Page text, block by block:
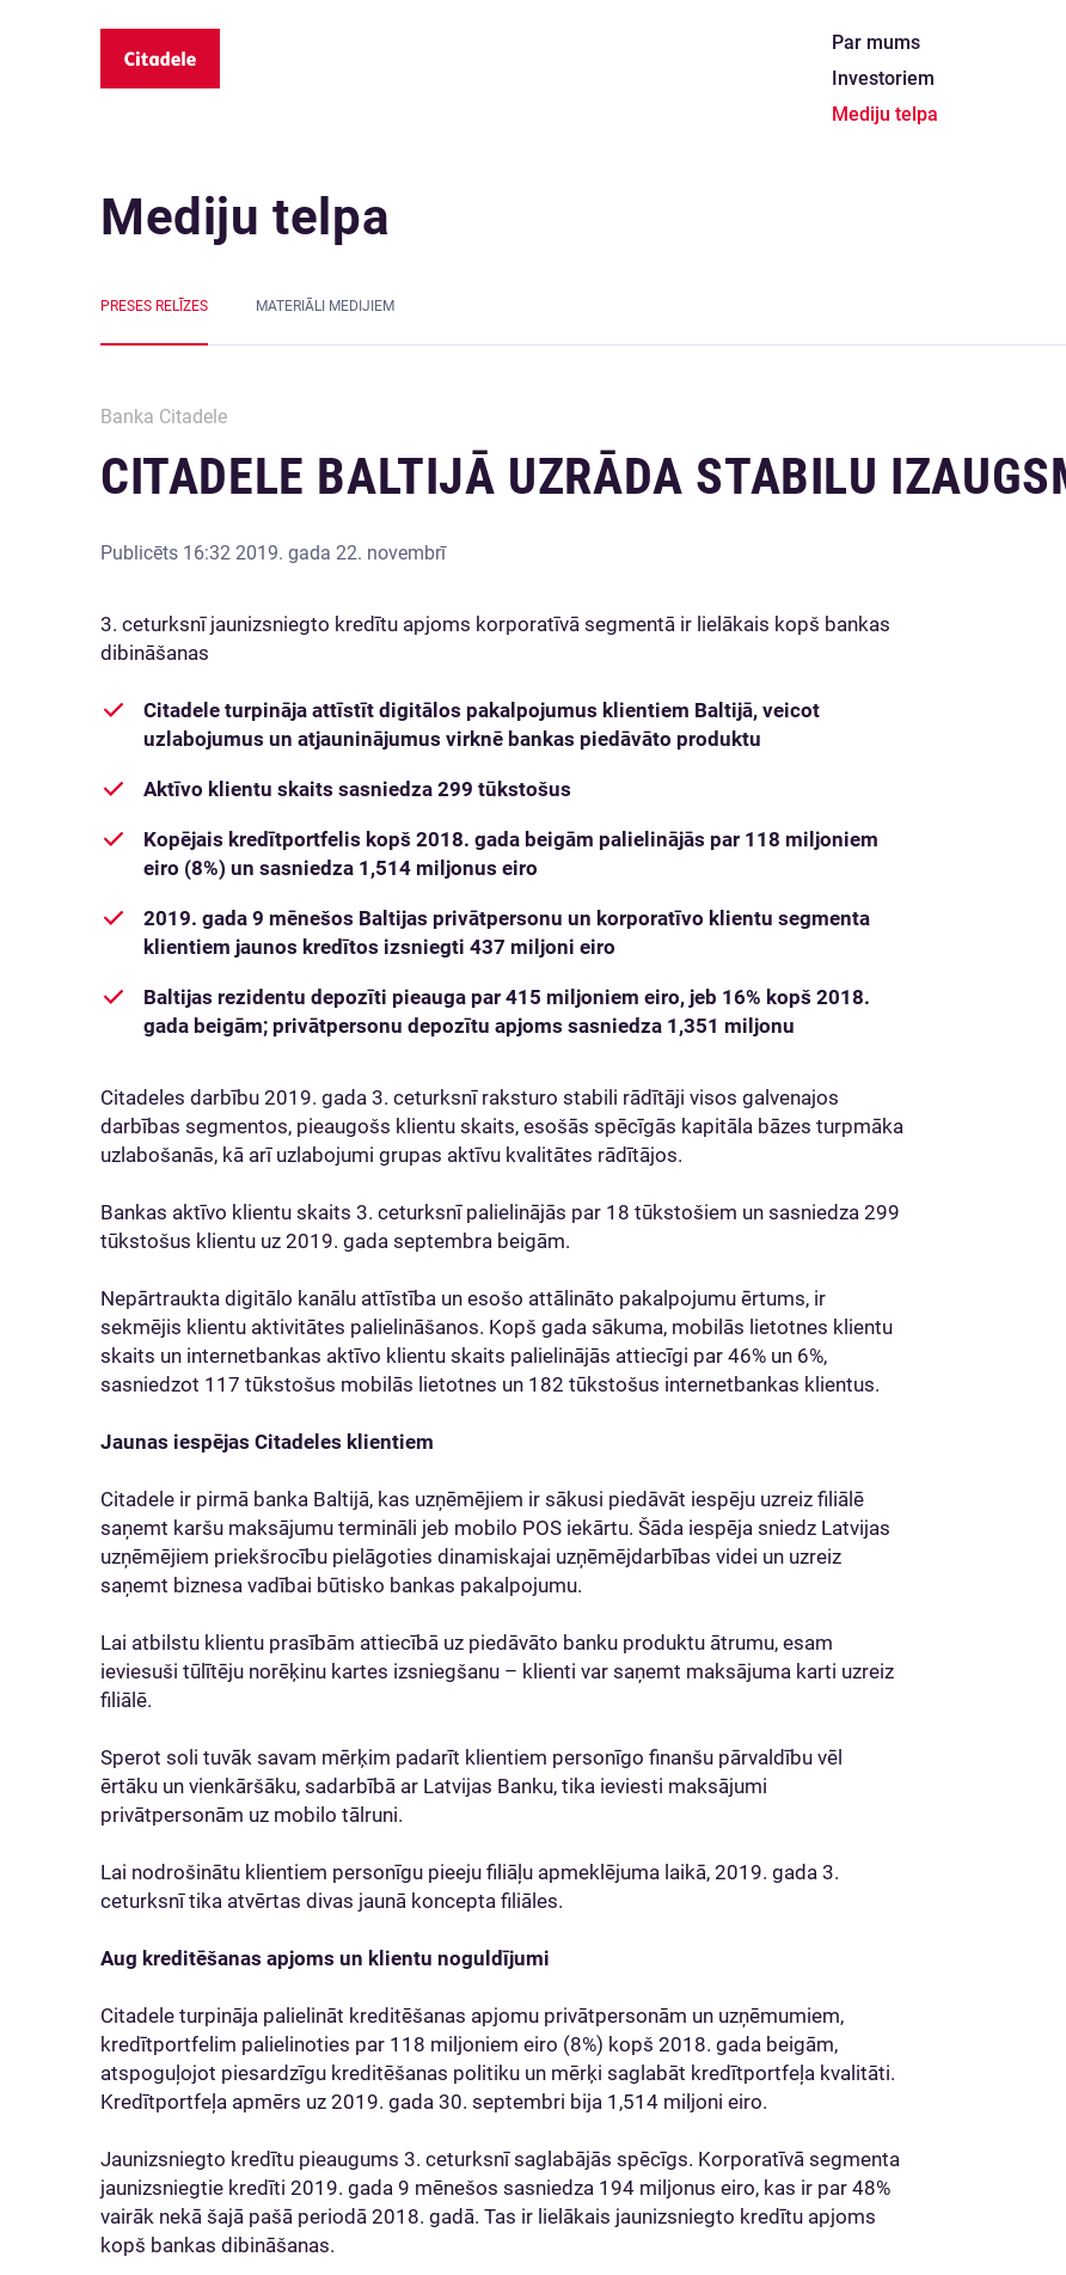
Par mums
Investoriem
Mediju telpa
Mediju telpa
PRESES RELĪZES MATERIĀLI MEDIJIEM
Banka Citadele
CITADELE BALTIJĀ UZRĀDA STABILU
Publicēts 16:32 2019. gada 22. novembrī
3. ceturksnī jaunizsniegto kredītu apjoms korporatīvā segmentā ir lielākais kopš bankas
dibināšanas
Citadele turpināja attīstīt digitālos pakalpojumus klientiem Baltijā, veicot
uzlabojumus un atjauninājumus virknē bankas piedāvāto produktu
Aktīvo klientu skaits sasniedza 299 tūkstošus
Kopējais kredītportfelis kopš 2018. gada beigām palielinājās par 118 miljoniem
eiro (8%) un sasniedza 1,514 miljonus eiro
2019. gada 9 mēnešos Baltijas privātpersonu un korporatīvo klientu segmenta
klientiem jaunos kredītos izsniegti 437 miljoni eiro
Baltijas rezidentu depozīti pieauga par 415 miljoniem eiro, jeb 16% kopš 2018.
gada beigām; privātpersonu depozītu apjoms sasniedza 1,351 miljonu
Citadeles darbību 2019. gada 3. ceturksnī raksturo stabili rādītāji visos galvenajos
darbības segmentos, pieaugošs klientu skaits, esošās spēcīgās kapitāla bāzes turpmāka
uzlabošanās, kā arī uzlabojumi grupas aktīvu kvalitātes rādītājos.
Bankas aktīvo klientu skaits 3. ceturksnī palielinājās par 18 tūkstošiem un sasniedza 299
tūkstošus klientu uz 2019. gada septembra beigām.
Nepārtraukta digitālo kanālu attīstība un esošo attālināto pakalpojumu ērtums, ir
sekmējis klientu aktivitātes palielināšanos. Kopš gada sākuma, mobilās lietotnes klientu
skaits un internetbankas aktīvo klientu skaits palielinājās attiecīgi par 46% un 6%,
sasniedzot 117 tūkstošus mobilās lietotnes un 182 tūkstošus internetbankas klientus.
Jaunas iespējas Citadeles klientiem
Citadele ir pirmā banka Baltijā, kas uzņēmējiem ir sākusi piedāvāt iespēju uzreiz filiālē
saņemt karšu maksājumu termināli jeb mobilo POS iekārtu. Šāda iespēja sniedz Latvijas
uzņēmējiem priekšrocību pielāgoties dinamiskajai uzņēmējdarbības videi un uzreiz
saņemt biznesa vadībai būtisko bankas pakalpojumu.
Lai atbilstu klientu prasībām attiecībā uz piedāvāto banku produktu ātrumu, esam
ieviesuši tūlītēju norēķinu kartes izsniegšanu – klienti var saņemt maksājuma karti uzreiz
filiālē.
Sperot soli tuvāk savam mērķim padarīt klientiem personīgo finanšu pārvaldību vēl
ērtāku un vienkāršāku, sadarbībā ar Latvijas Banku, tika ieviesti maksājumi
privātpersonām uz mobilo tālruni.
Lai nodrošinātu klientiem personīgu pieeju filiāļu apmeklējuma laikā, 2019. gada 3.
ceturksnī tika atvērtas divas jaunā koncepta filiāles.
Aug kreditēšanas apjoms un klientu noguldījumi
Citadele turpināja palielināt kreditēšanas apjomu privātpersonām un uzņēmumiem,
kredītportfelim palielinoties par 118 miljoniem eiro (8%) kopš 2018. gada beigām,
atspoguļojot piesardzīgu kreditēšanas politiku un mērķi saglabāt kredītportfeļa kvalitāti.
Kredītportfeļa apmērs uz 2019. gada 30. septembri bija 1,514 miljoni eiro.
Jaunizsniegto kredītu pieaugums 3. ceturksnī saglabājās spēcīgs. Korporatīvā segmenta
jaunizsniegtie kredīti 2019. gada 9 mēnešos sasniedza 194 miljonus eiro, kas ir par 48%
vairāk nekā šajā pašā periodā 2018. gadā. Tas ir lielākais jaunizsniegto kredītu apjoms
kopš bankas dibināšanas.